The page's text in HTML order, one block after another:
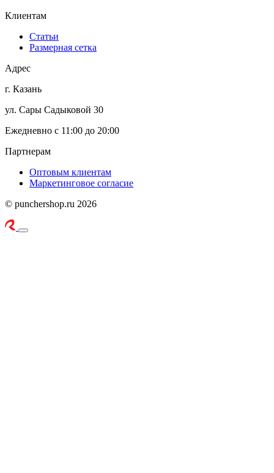
Клиентам
Статьи
Размерная сетка
Адрес
г. Казань
ул. Сары Садыковой 30
Ежедневно с 11:00 до 20:00
Партнерам
Оптовым клиентам
Маркетинговое согласие
© punchershop.ru 2026